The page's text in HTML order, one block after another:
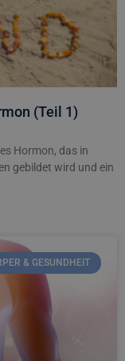
(Teil 1)
Hormon, das in
gebildet wird und ein
& GESUNDHEIT